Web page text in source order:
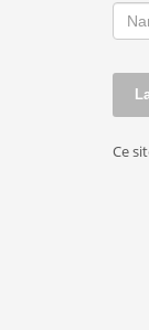
Ce